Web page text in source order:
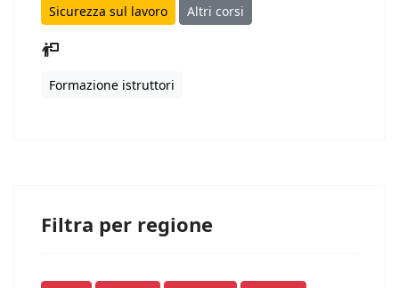
Sicurezza sul lavoro Altri corsi
Formazione istruttori
Filtra per regione